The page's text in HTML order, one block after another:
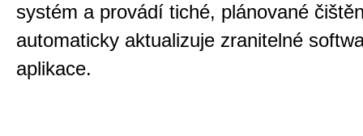
systém a provádí tiché, plánované
automaticky aktualizuje zranitelné
aplikace.